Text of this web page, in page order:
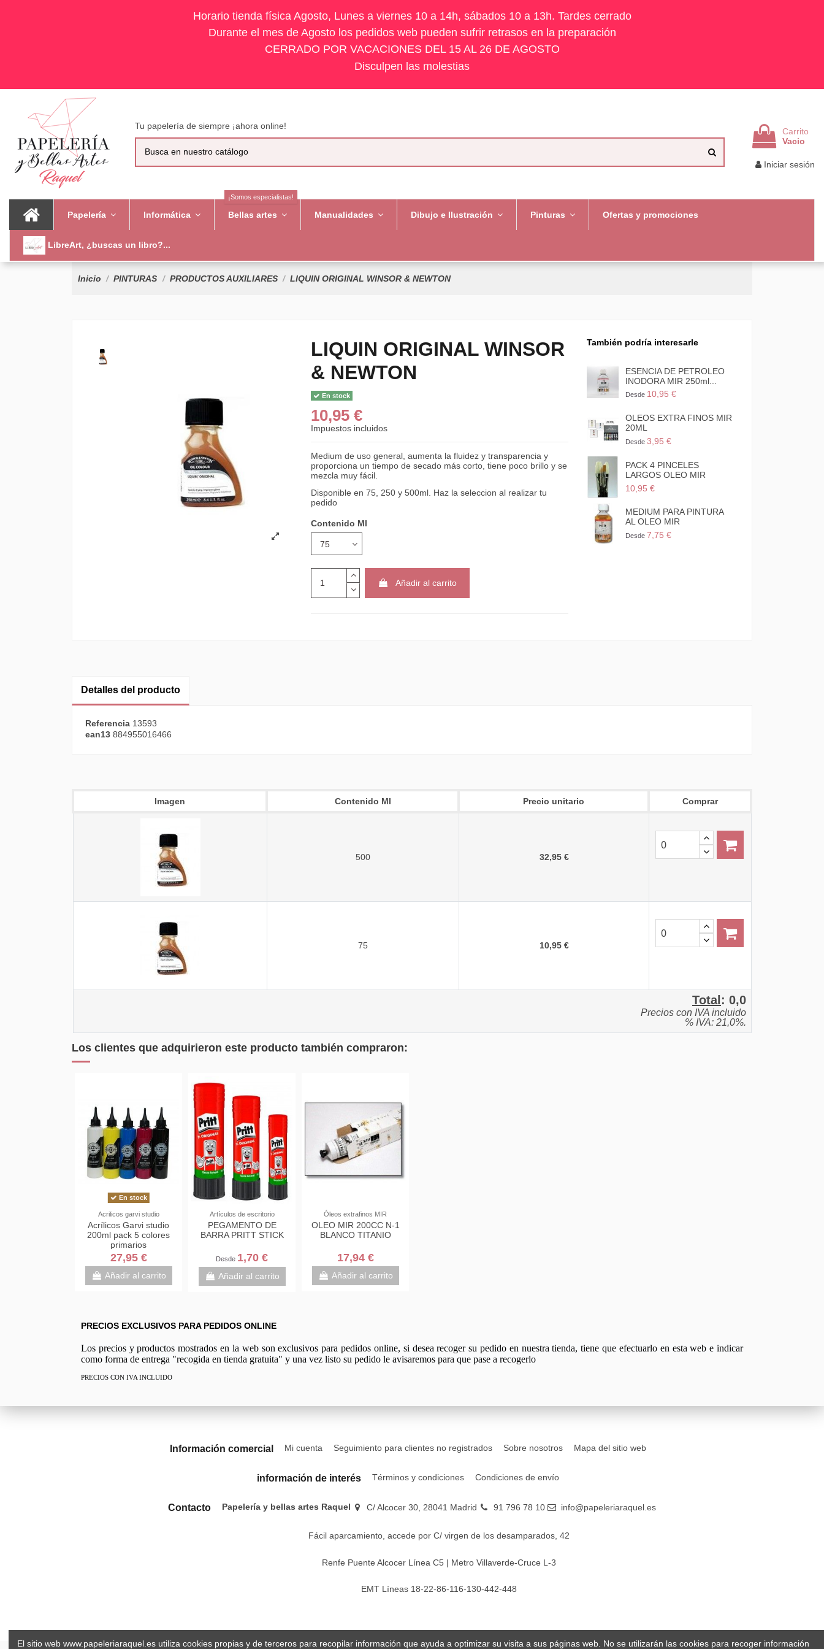
Horario tienda física Agosto, Lunes a viernes 10 a 14h, sábados 10 a 13h. Tardes cerrado
Durante el mes de Agosto los pedidos web pueden sufrir retrasos en la preparación
CERRADO POR VACACIONES DEL 15 AL 26 DE AGOSTO
Disculpen las molestias
Tu papelería de siempre ¡ahora online!
Carrito
Vacio
Iniciar sesión
Papelería Informática Bellas artes
¡Somos especialistas!
Manualidades Dibujo e Ilustración Pinturas Ofertas y promociones
LibreArt, ¿buscas un libro?...
Inicio PINTURAS PRODUCTOS AUXILIARES LIQUIN ORIGINAL WINSOR & NEWTON
LIQUIN ORIGINAL WINSOR
& NEWTON
En stock
10,95 €
Impuestos incluidos
Medium de uso general, aumenta la fluidez y transparencia y
proporciona un tiempo de secado más corto, tiene poco brillo y se
mezcla muy fácil.
Disponible en 75, 250 y 500ml. Haz la seleccion al realizar tu
pedido
Contenido Ml
Añadir al carrito
También podría interesarle
ESENCIA DE PETROLEO
INODORA MIR 250ml...
Desde 10,95 €
OLEOS EXTRA FINOS MIR
20ML
Desde 3,95 €
PACK 4 PINCELES
LARGOS OLEO MIR
10,95 €
MEDIUM PARA PINTURA
AL OLEO MIR
Desde 7,75 €
Detalles del producto
Referencia 13593
ean13 884955016466
Imagen Contenido Ml Precio unitario Comprar
500 32,95 €
75 10,95 €
Total : 0,0
Precios con IVA incluido
% IVA: 21,0%.
Los clientes que adquirieron este producto también compraron:
En stock
Acrilicos garvi studio
Acrílicos Garvi studio
200ml pack 5 colores
primarios
27,95 €
Añadir al carrito
Artículos de escritorio
PEGAMENTO DE
BARRA PRITT STICK
Desde 1,70 €
Añadir al carrito
Óleos extrafinos MIR
OLEO MIR 200CC N-1
BLANCO TITANIO
17,94 €
Añadir al carrito
PRECIOS EXCLUSIVOS PARA PEDIDOS ONLINE
Los precios y productos mostrados en la web son exclusivos para pedidos online, si desea recoger su pedido en nuestra tienda, tiene que efectuarlo en esta web e indicar
como forma de entrega "recogida en tienda gratuita" y una vez listo su pedido le avisaremos para que pase a recogerlo
PRECIOS CON IVA INCLUIDO
Información comercial Mi cuenta Seguimiento para clientes no registrados Sobre nosotros Mapa del sitio web
información de interés Términos y condiciones Condiciones de envío
Contacto Papelería y bellas artes Raquel C/ Alcocer 30, 28041 Madrid 91 796 78 10 info@papeleriaraquel.es
Fácil aparcamiento, accede por C/ virgen de los desamparados, 42
Renfe Puente Alcocer Línea C5 | Metro Villaverde-Cruce L-3
EMT Líneas 18-22-86-116-130-442-448
El sitio web www.papeleriaraquel.es utiliza cookies propias y de terceros para recopilar información que ayuda a optimizar su visita a sus páginas web. No se utilizarán las cookies para recoger información